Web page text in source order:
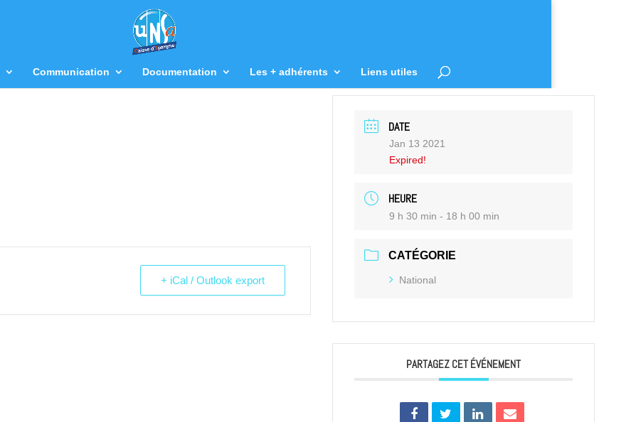
Communication Documentation Les + adhérents Liens utiles
+ iCal / Outlook export
DATE
Jan 13 2021
Expired!
HEURE
9 h 30 min - 18 h 00 min
CATÉGORIE
National
PARTAGEZ CET ÉVÉNEMENT